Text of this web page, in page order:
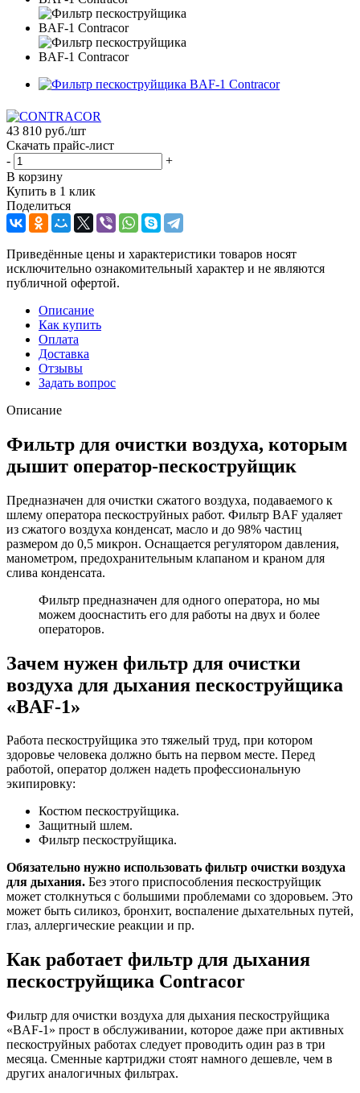
43 810 руб./шт
Скачать прайс-лист
-
+
В корзину
Купить в 1 клик
Поделиться
Приведённые цены и характеристики товаров носят
исключительно ознакомительный характер и не являются
публичной офертой.
Описание
Как купить
Оплата
Доставка
Отзывы
Задать вопрос
Описание
Фильтр для очистки воздуха, которым
дышит оператор-пескоструйщик
Предназначен для очистки сжатого воздуха, подаваемого к
шлему оператора пескоструйных работ. Фильтр BAF удаляет
из сжатого воздуха конденсат, масло и до 98% частиц
размером до 0,5 микрон. Оснащается регулятором давления,
манометром, предохранительным клапаном и краном для
слива конденсата.
Фильтр предназначен для одного оператора, но мы
можем дооснастить его для работы на двух и более
операторов.
Зачем нужен фильтр для очистки
воздуха для дыхания пескоструйщика
«BAF-1»
Работа пескоструйщика это тяжелый труд, при котором
здоровье человека должно быть на первом месте. Перед
работой, оператор должен надеть профессиональную
экипировку:
Костюм пескоструйщика.
Защитный шлем.
Фильтр пескоструйщика.
Обязательно нужно использовать фильтр очистки воздуха
для дыхания. Без этого приспособления пескоструйщик
может столкнуться с большими проблемами со здоровьем. Это
может быть силикоз, бронхит, воспаление дыхательных путей,
глаз, аллергические реакции и пр.
Как работает фильтр для дыхания
пескоструйщика Contracor
Фильтр для очистки воздуха для дыхания пескоструйщика
«BAF-1» прост в обслуживании, которое даже при активных
пескоструйных работах следует проводить один раз в три
месяца. Сменные картриджи стоят намного дешевле, чем в
других аналогичных фильтрах.